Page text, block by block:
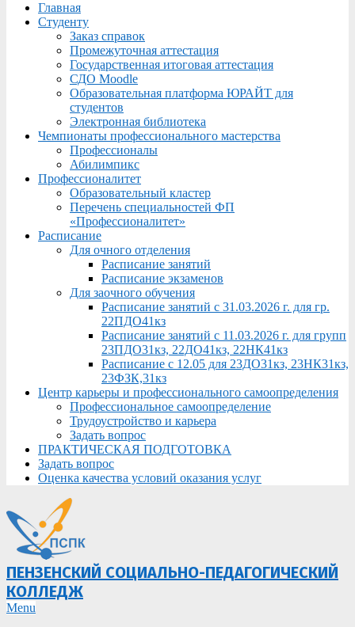
Menu
Главная
Студенту
Заказ справок
Промежуточная аттестация
Государственная итоговая аттестация
СДО Moodle
Образовательная платформа ЮРАЙТ для
студентов
Электронная библиотека
Чемпионаты профессионального мастерства
Профессионалы
Абилимпикс
Профессионалитет
Образовательный кластер
Перечень специальностей ФП
«Профессионалитет»
Расписание
Для очного отделения
Расписание занятий
Расписание экзаменов
Для заочного обучения
Расписание занятий с 31.03.2026 г. для гр.
22ПДО41кз
Расписание занятий с 11.03.2026 г. для групп
23ПДО31кз, 22ДО41кз, 22НК41кз
Расписание с 12.05 для 23ДО31кз, 23НК31кз,
23ФЗК,31кз
Центр карьеры и профессионального самоопределения
Профессиональное самоопределение
Трудоустройство и карьера
Задать вопрос
ПРАКТИЧЕСКАЯ ПОДГОТОВКА
Задать вопрос
Оценка качества условий оказания услуг
ПЕНЗЕНСКИЙ СОЦИАЛЬНО-ПЕДАГОГИЧЕСКИЙ
КОЛЛЕДЖ
Primary
Menu